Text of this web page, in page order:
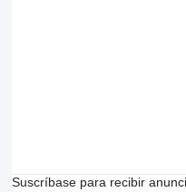
Suscríbase para recibir